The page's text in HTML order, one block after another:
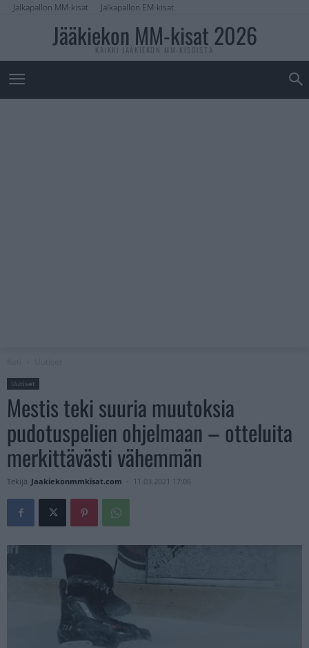
Jalkapallon MM-kisat Jalkapallon EM-kisat
Jääkiekon MM-kisat 2026
KAIKKI JÄÄKIEKON MM-KISOISTA
Uutiset
Mestis teki suuria muutoksia
pudotuspelien ohjelmaan – otteluita
merkittävästi vähemmän
Tekijä Jaakiekonmmkisat.com - 11.03.2021 17:06